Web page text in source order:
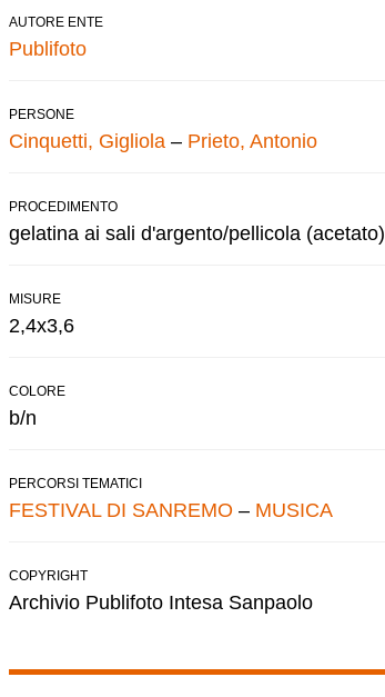
AUTORE ENTE
Publifoto
PERSONE
Cinquetti, Gigliola – Prieto, Antonio
PROCEDIMENTO
gelatina ai sali d'argento/pellicola (acetato)
MISURE
2,4x3,6
COLORE
b/n
PERCORSI TEMATICI
FESTIVAL DI SANREMO – MUSICA
COPYRIGHT
Archivio Publifoto Intesa Sanpaolo